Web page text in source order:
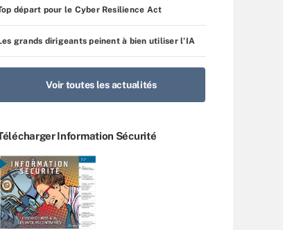
départ pour le Cyber Resilience Act
grands dirigeants peinent à bien utiliser l’IA
Voir toutes les actualités
Information Sécurité